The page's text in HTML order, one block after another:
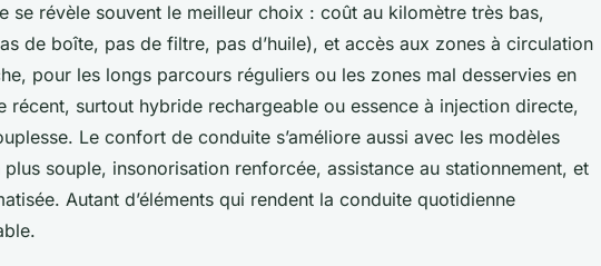
se révèle souvent le meilleur choix : coût au kilomètre très bas,
de boîte, pas de filtre, pas d’huile), et accès aux zones à circulation
pour les longs parcours réguliers ou les zones mal desservies en
récent, surtout hybride rechargeable ou essence à injection directe,
Le confort de conduite s’améliore aussi avec les modèles
souple, insonorisation renforcée, assistance au stationnement, et
Autant d’éléments qui rendent la conduite quotidienne